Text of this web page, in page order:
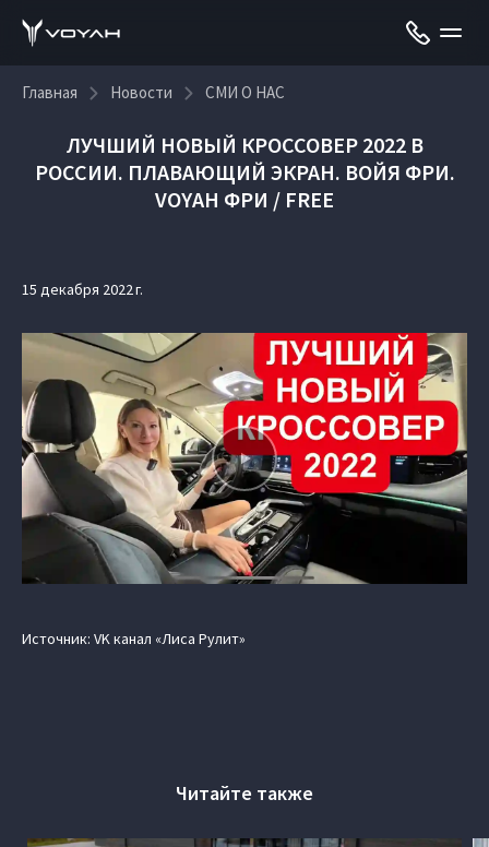
Главная Новости СМИ О НАС
ЛУЧШИЙ НОВЫЙ КРОССОВЕР 2022 В
РОССИИ. ПЛАВАЮЩИЙ ЭКРАН. ВОЙЯ ФРИ.
VOYAH ФРИ / FREE
15 декабря 2022 г.
Источник: VK канал «Лиса Рулит»
Читайте также